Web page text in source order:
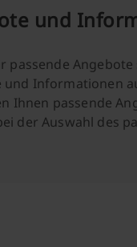
und
passende
Informationen
Ihnen passende
der Auswahl des